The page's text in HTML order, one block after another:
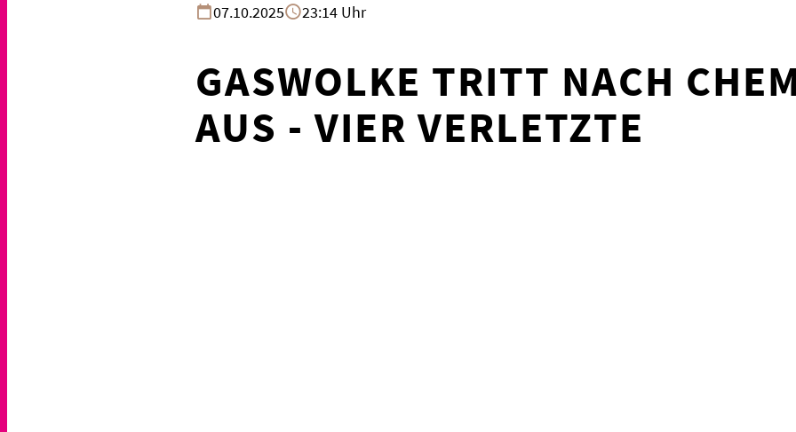
07.10.2025
23:14 Uhr
GASWOLKE TRITT NACH
AUS - VIER VERLETZTE